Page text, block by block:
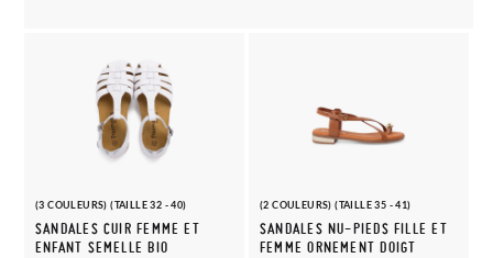
(3 COULEURS) (TAILLE 32 - 40)
SANDALES CUIR FEMME ET
ENFANT SEMELLE BIO
(2 COULEURS) (TAILLE 35 - 41)
SANDALES NU-PIEDS FILLE ET
FEMME ORNEMENT DOIGT